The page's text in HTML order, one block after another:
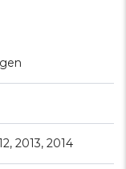
2013, 2014